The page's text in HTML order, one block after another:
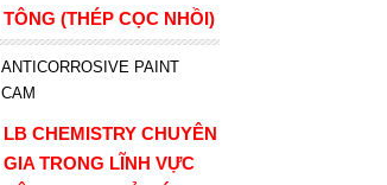
TÔNG (THÉP CỌC NHỒI)
ANTICORROSIVE PAINT
CAM
LB CHEMISTRY CHUYÊN
GIA TRONG LĨNH VỰC